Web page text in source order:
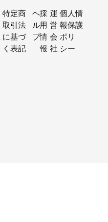
特定商
取引法
に基づ
く表記
ヘ
ル
プ
採
用
情
報
運
営
会
社
個人情
報保護
ポリ
シー